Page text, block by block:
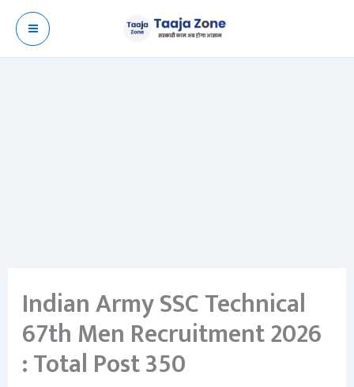
Skip
Indian Army SSC Technical
67th Men Recruitment 2026
: Total Post 350